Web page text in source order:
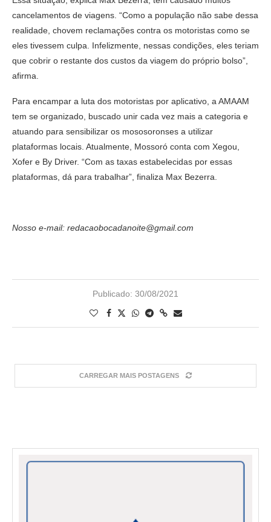
cancelamentos de viagens. “Como a população não sabe dessa
realidade, chovem reclamações contra os motoristas como se
eles tivessem culpa. Infelizmente, nessas condições, eles teriam
que cobrir o restante dos custos da viagem do próprio bolso”,
afirma.
Para encampar a luta dos motoristas por aplicativo, a AMAAM
tem se organizado, buscado unir cada vez mais a categoria e
atuando para sensibilizar os mososoronses a utilizar
plataformas locais. Atualmente, Mossoró conta com Xegou,
Xofer e By Driver. “Com as taxas estabelecidas por essas
plataformas, dá para trabalhar”, finaliza Max Bezerra.
Nosso e-mail: redacaobocadanoite@gmail.com
Publicado: 30/08/2021
CARREGAR MAIS POSTAGENS